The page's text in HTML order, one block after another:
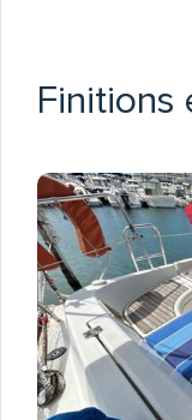
Finitions